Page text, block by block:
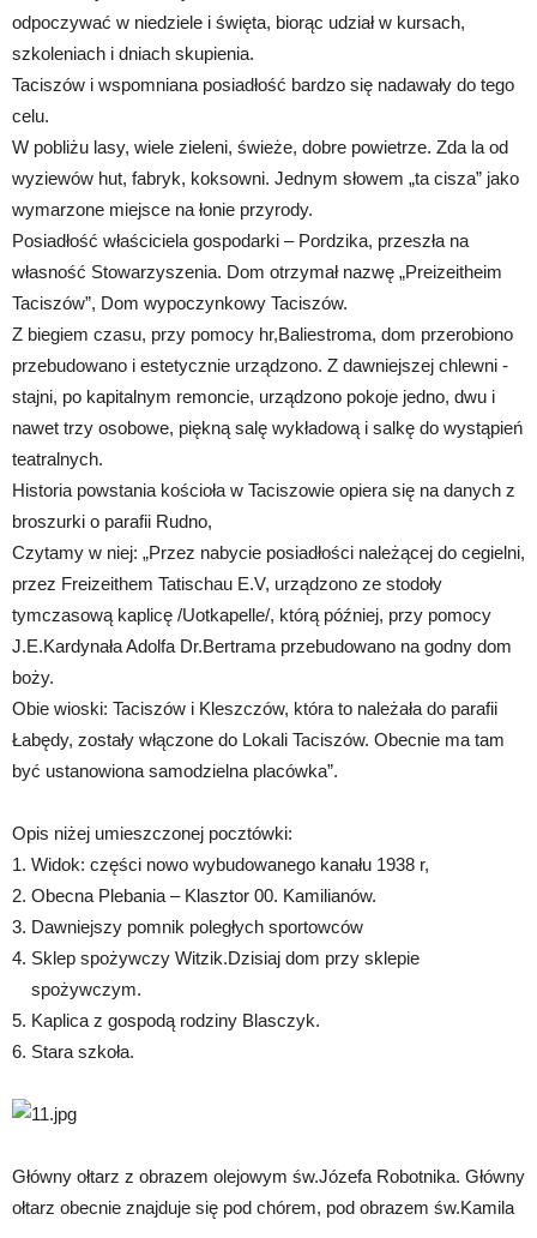
odpoczywać w niedziele i święta, biorąc udział w kursach,
szkoleniach i dniach skupienia.
Taciszów i wspomniana posiadłość bardzo się nadawały do tego
celu.
W pobliżu lasy, wiele zieleni, świeże, dobre powietrze. Zda la od
wyziewów hut, fabryk, koksowni. Jednym słowem „ta cisza” jako
wymarzone miejsce na łonie przyrody.
Posiadłość właściciela gospodarki – Pordzika, przeszła na
własność Stowarzyszenia. Dom otrzymał nazwę „Preizeitheim
Taciszów”, Dom wypoczynkowy Taciszów.
Z biegiem czasu, przy pomocy hr,Baliestroma, dom przerobiono
przebudowano i estetycznie urządzono. Z dawniejszej chlewni -
stajni, po kapitalnym remoncie, urządzono pokoje jedno, dwu i
nawet trzy osobowe, piękną salę wykładową i salkę do wystąpień
teatralnych.
Historia powstania kościoła w Taciszowie opiera się na danych z
broszurki o parafii Rudno,
Czytamy w niej: „Przez nabycie posiadłości należącej do cegielni,
przez Freizeithem Tatischau E.V, urządzono ze stodoły
tymczasową kaplicę /Uotkapelle/, którą później, przy pomocy
J.E.Kardynała Adolfa Dr.Bertrama przebudowano na godny dom
boży.
Obie wioski: Taciszów i Kleszczów, która to należała do parafii
Łabędy, zostały włączone do Lokali Taciszów. Obecnie ma tam
być ustanowiona samodzielna placówka”.
Opis niżej umieszczonej pocztówki:
1. Widok: części nowo wybudowanego kanału 1938 r,
2. Obecna Plebania – Klasztor 00. Kamilianów.
3. Dawniejszy pomnik poległych sportowców
4. Sklep spożywczy Witzik.Dzisiaj dom przy sklepie
spożywczym.
5. Kaplica z gospodą rodziny Blasczyk.
6. Stara szkoła.
Główny ołtarz z obrazem olejowym św.Józefa Robotnika. Główny
ołtarz obecnie znajduje się pod chórem, pod obrazem św.Kamila